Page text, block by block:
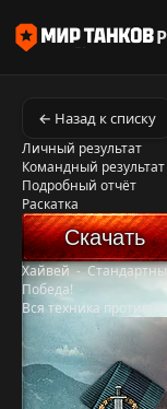
← Назад к списку
Личный результат
Командный результат
Подробный отчёт
Раскатка
Скачать
Хайвей-
Победа!
Вся техника